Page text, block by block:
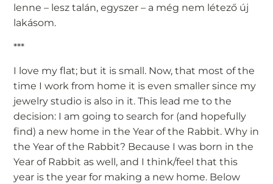
lenne – lesz talán, egyszer – a még nem létező új
lakásom.
***
I love my flat; but it is small. Now, that most of the
time I work from home it is even smaller since my
jewelry studio is also in it. This lead me to the
decision: I am going to search for (and hopefully
find) a new home in the Year of the Rabbit. Why in
the Year of the Rabbit? Because I was born in the
Year of Rabbit as well, and I think/feel that this
year is the year for making a new home. Below